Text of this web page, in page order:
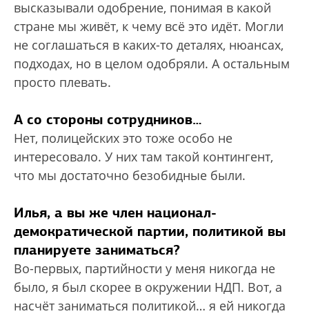
высказывали одобрение, понимая в какой
стране мы живёт, к чему всё это идёт. Могли
не соглашаться в каких-то деталях, нюансах,
подходах, но в целом одобряли. А остальным
просто плевать.
А со стороны сотрудников…
Нет, полицейских это тоже особо не
интересовало. У них там такой контингент,
что мы достаточно безобидные были.
Илья, а вы же член национал-
демократической партии, политикой вы
планируете заниматься?
Во-первых, партийности у меня никогда не
было, я был скорее в окружении НДП. Вот, а
насчёт заниматься политикой… я ей никогда